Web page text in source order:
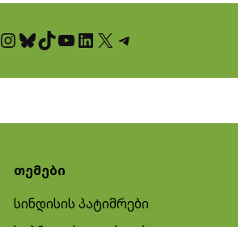
InstagramBluesky TikTok YouTube LinkedIn X Telegram
თემები
სინდისის პატიმრები